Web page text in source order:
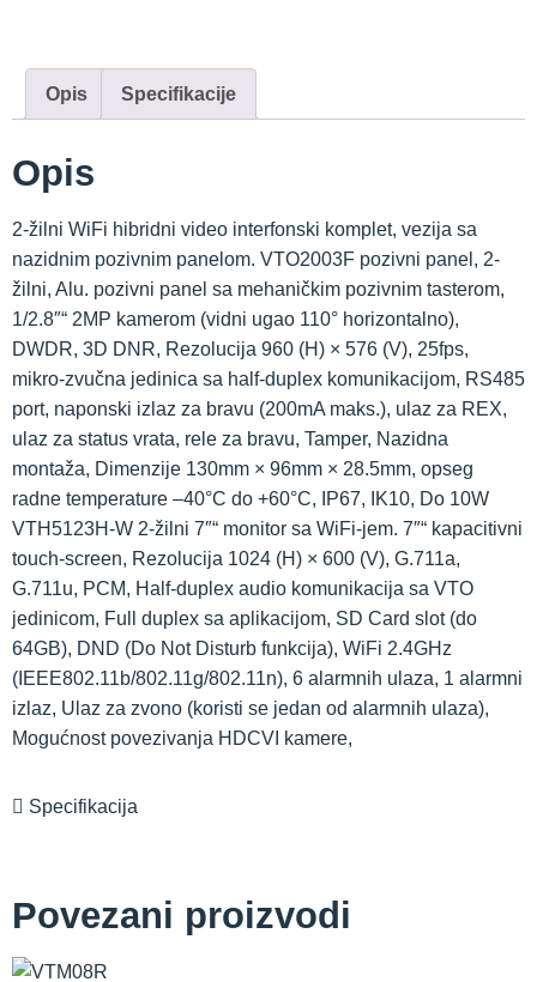
Opis Specifikacije
Opis
2-žilni WiFi hibridni video interfonski komplet, vezija sa
nazidnim pozivnim panelom. VTO2003F pozivni panel, 2-
žilni, Alu. pozivni panel sa mehaničkim pozivnim tasterom,
1/2.8″“ 2MP kamerom (vidni ugao 110° horizontalno),
DWDR, 3D DNR, Rezolucija 960 (H) × 576 (V), 25fps,
mikro-zvučna jedinica sa half-duplex komunikacijom, RS485
port, naponski izlaz za bravu (200mA maks.), ulaz za REX,
ulaz za status vrata, rele za bravu, Tamper, Nazidna
montaža, Dimenzije 130mm × 96mm × 28.5mm, opseg
radne temperature –40°C do +60°C, IP67, IK10, Do 10W
VTH5123H-W 2-žilni 7″“ monitor sa WiFi-jem. 7″“ kapacitivni
touch-screen, Rezolucija 1024 (H) × 600 (V), G.711a,
G.711u, PCM, Half-duplex audio komunikacija sa VTO
jedinicom, Full duplex sa aplikacijom, SD Card slot (do
64GB), DND (Do Not Disturb funkcija), WiFi 2.4GHz
(IEEE802.11b/802.11g/802.11n), 6 alarmnih ulaza, 1 alarmni
izlaz, Ulaz za zvono (koristi se jedan od alarmnih ulaza),
Mogućnost povezivanja HDCVI kamere,
Specifikacija
Povezani proizvodi